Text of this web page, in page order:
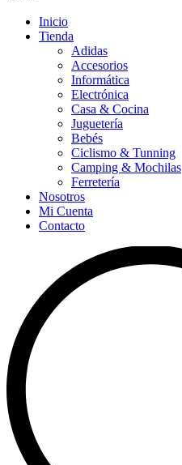
Inicio
Tienda
Adidas
Accesorios
Informática
Electrónica
Casa & Cocina
Juguetería
Bebés
Ciclismo & Tunning
Camping & Mochilas
Ferretería
Nosotros
Mi Cuenta
Contacto